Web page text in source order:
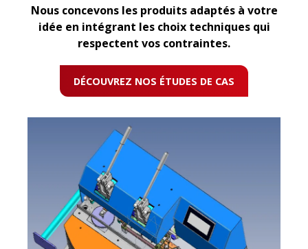
Nous concevons les produits adaptés à votre
idée en intégrant les choix techniques qui
respectent vos contraintes.
DÉCOUVREZ NOS ÉTUDES DE CAS